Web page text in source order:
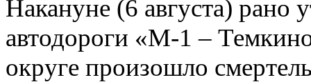
Накануне (6 августа) рано
автодороги «М-1 –
округе произошло